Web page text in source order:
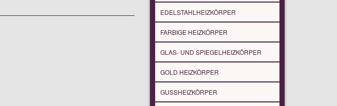
EDELSTAHLHEIZKÖRPER
FARBIGE HEIZKÖRPER
GLAS- UND SPIEGELHEIZKÖRPER
GOLD HEIZKÖRPER
GUSSHEIZKÖRPER